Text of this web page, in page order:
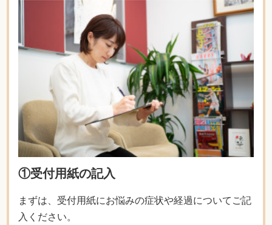
①受付用紙の記入
まずは、受付用紙にお悩みの症状や経過についてご記
入ください。